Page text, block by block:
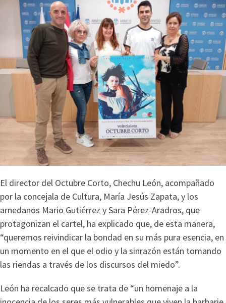
El director del Octubre Corto, Chechu León, acompañado
por la concejala de Cultura, María Jesús Zapata, y los
arnedanos Mario Gutiérrez y Sara Pérez-Aradros, que
protagonizan el cartel, ha explicado que, de esta manera,
“queremos reivindicar la bondad en su más pura esencia, en
un momento en el que el odio y la sinrazón están tomando
las riendas a través de los discursos del miedo”.
León ha recalcado que se trata de “un homenaje a la